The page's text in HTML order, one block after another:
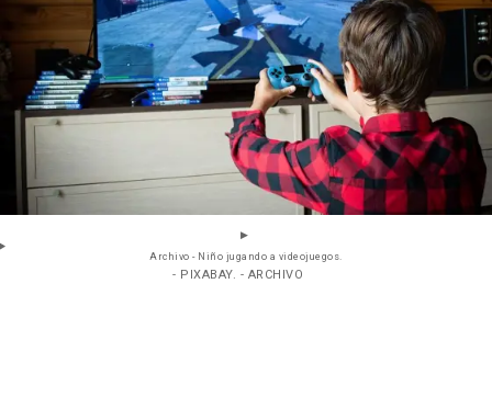
Archivo - Niño jugando a videojuegos.
- PIXABAY. - ARCHIVO